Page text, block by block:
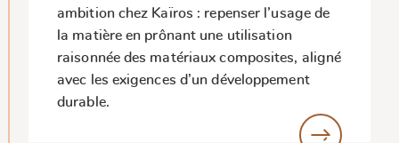
ambition chez Kaïros : repenser l’usage de
la matière en prônant une utilisation
raisonnée des matériaux composites, aligné
avec les exigences d’un développement
durable.